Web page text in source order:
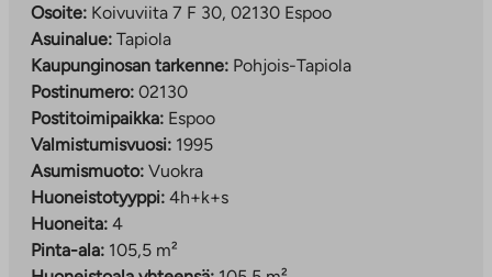
Osoite: Koivuviita 7 F 30, 02130 Espoo
Asuinalue: Tapiola
Kaupunginosan tarkenne: Pohjois-Tapiola
Postinumero: 02130
Postitoimipaikka: Espoo
Valmistumisvuosi: 1995
Asumismuoto: Vuokra
Huoneistotyyppi: 4h+k+s
Huoneita: 4
Pinta-ala: 105,5 m²